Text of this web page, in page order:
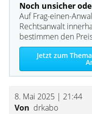
Noch unsicher
Auf Frag-einen-
Rechtsanwalt
bestimmen den
Jetzt zum
8. Mai 2025 | 21:44
Von drkabo